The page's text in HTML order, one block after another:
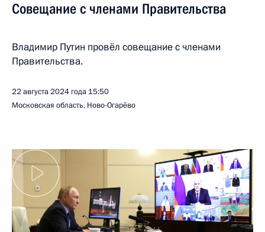
Совещание с членами Правительства
Владимир Путин провёл совещание с членами
Правительства.
22 августа 2024 года 15:50
Московская область, Ново-Огарёво